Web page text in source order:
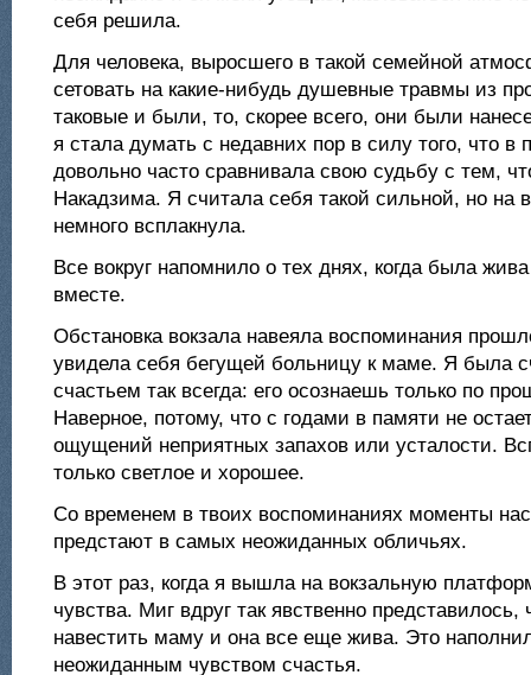
себя решила.
Для человека, выросшего в такой семейной
сетовать на какие-нибудь душевные травмы из
таковые и были, то, скорее всего, они были
я стала думать с недавних пор в силу того, что в
довольно часто сравнивала свою судьбу с тем,
Накадзима. Я считала себя такой сильной, но на
немного всплакнула.
Все вокруг напомнило о тех днях, когда была
вместе.
Обстановка вокзала навеяла воспоминания
увидела себя бегущей больницу к маме. Я была
счастьем так всегда: его осознаешь только по
Наверное, потому, что с годами в памяти не
ощущений неприятных запахов или усталости.
только светлое и хорошее.
Со временем в твоих воспоминаниях моменты
предстают в самых неожиданных обличьях.
В этот раз, когда я вышла на вокзальную
чувства. Миг вдруг так явственно представилось,
навестить маму и она все еще жива. Это
неожиданным чувством счастья.